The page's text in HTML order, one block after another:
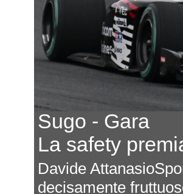
Sugo - Gara
La safety
Davide
decisamente